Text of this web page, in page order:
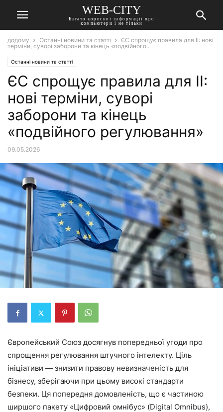
WEB-CITY
Багато корисної інформації про
компьютери і не тільки
додому Останні новини та статті
ЄС спрощує правила для ІІ: нові
терміни, суворі заборони та кінець «подвійного...
Останні новини та статті
ЄС спрощує правила для ІІ:
нові терміни, суворі
заборони та кінець
«подвійного регулювання»
09.05.2026
Європейський Союз досягнув попередньої угоди про
спрощення регулювання штучного інтелекту. Ціль
ініціативи — знизити правову невизначеність для
бізнесу, зберігаючи при цьому високі стандарти
безпеки. Ця попередня домовленість, що є частиною
ширшого пакету «Цифровий омнібус» (Digital Omnibus),